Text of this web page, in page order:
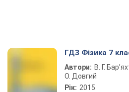
ГДЗ Фізика 7
Автори: В. Г.
О. Довгий
Рік: 2015